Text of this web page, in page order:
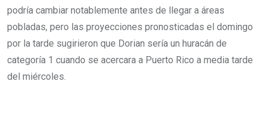
podría cambiar notablemente antes de llegar a áreas
pobladas, pero las proyecciones pronosticadas el domingo
por la tarde sugirieron que Dorian sería un huracán de
categoría 1 cuando se acercara a Puerto Rico a media tarde
del miércoles.